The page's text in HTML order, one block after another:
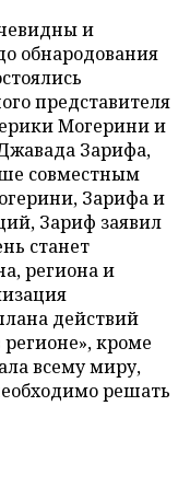
и
обнародования
представителя
Могерини и
Зарифа,
совместным
Зарифа и
Зариф заявил
станет
региона и
действий
кроме
всему миру,
решать